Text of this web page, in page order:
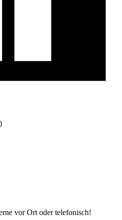
vor Ort oder telefonisch!